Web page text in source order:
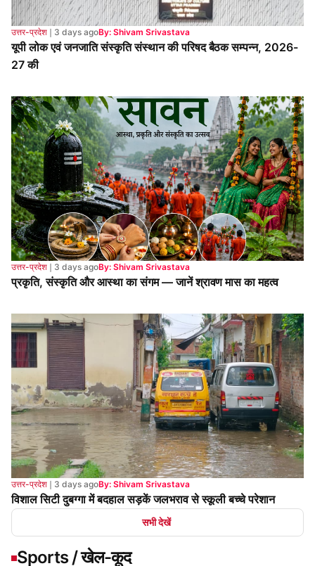
उत्तर-प्रदेश 3 days agoBy: Shivam Srivastava
प्रकृति, संस्कृति और आस्था का संगम — जानें श्रावण मास का महत्व
उत्तर-प्रदेश❘3 days agoBy: Shivam Srivastava
विशाल सिटी दुबग्गा में बदहाल सड़कें जलभराव से स्कूली बच्चे परेशान
सभी देखें
Sports / खेल-कूद